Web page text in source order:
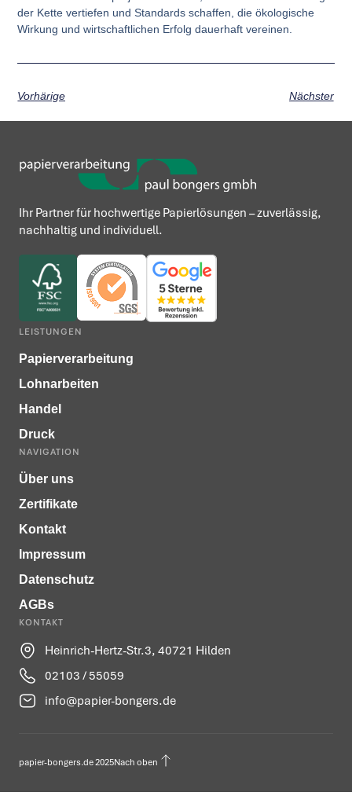
der Kette vertiefen und Standards schaffen, die ökologische
Wirkung und wirtschaftlichen Erfolg dauerhaft vereinen.
Vorhärige Nächster
Ihr Partner für hochwertige Papierlösungen – zuverlässig,
nachhaltig und individuell.
LEISTUNGEN
Papierverarbeitung
Lohnarbeiten
Handel
Druck
NAVIGATION
Über uns
Zertifikate
Kontakt
Impressum
Datenschutz
AGBs
KONTAKT
Heinrich-Hertz-Str.3, 40721 Hilden
02103 / 55059
info@papier-bongers.de
papier-bongers.de 2025Nach oben